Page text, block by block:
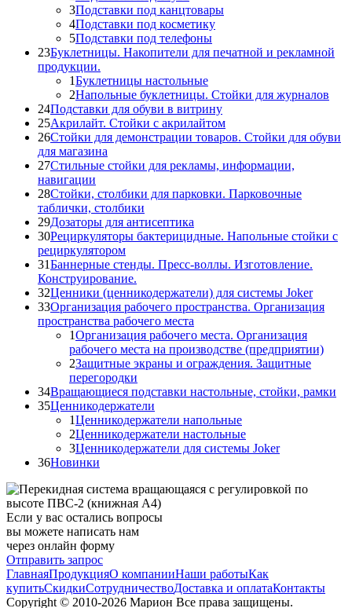
3Подставки под канцтовары
4Подставки под косметику
5Подставки под телефоны
23Буклетницы. Накопители для печатной и рекламной
продукции.
1Буклетницы настольные
2Напольные буклетницы. Стойки для журналов
24Подставки для обуви в витрину
25Акрилайт. Стойки с акрилайтом
26Стойки для демонстрации товаров. Стойки для обуви
для магазина
27Стильные стойки для рекламы, информации,
навигации
28Стойки, столбики для парковки. Парковочные
таблички, столбики
29Дозаторы для антисептика
30Рециркуляторы бактерицидные. Напольные стойки с
рециркулятором
31Баннерные стенды. Пресс-воллы. Изготовление.
Конструирование.
32Ценники (ценникодержатели) для системы Joker
33Организация рабочего пространства. Организация
пространства рабочего места
1Организация рабочего места. Организация
рабочего места на производстве (предприятии)
2Защитные экраны и ограждения. Защитные
перегородки
34Вращающиеся подставки настольные, стойки, рамки
35Ценникодержатели
1Ценникодержатели напольные
2Ценникодержатели настольные
3Ценникодержатели для системы Joker
36Новинки
Если у вас остались вопросы
вы можете написать нам
через онлайн форму
Отправить запрос
ГлавнаяПродукцияО компанииНаши работыКак
купитьСкидкиСотрудничествоДоставка и оплатаКонтакты
Copyright © 2010-2026 Марион Все права защищены.